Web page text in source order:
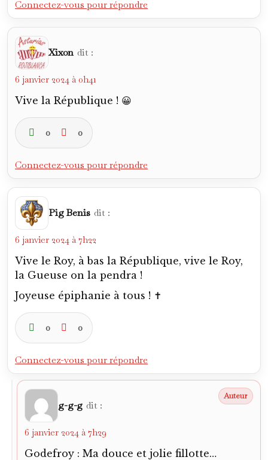
Connectez-vous pour répondre
Xixon dit :
6 janvier 2024 à 0h41
Vive la République ! 😀
0 0
Connectez-vous pour répondre
Pig Benis dit :
6 janvier 2024 à 7h22
Vive le Roy, à bas la République, vive le Roy,
la Gueuse on la pendra !
Joyeuse épiphanie à tous ! ✝️
0 0
Connectez-vous pour répondre
g-g-g dit :
6 janvier 2024 à 7h29
Godefroy : Ma douce et jolie fillotte…